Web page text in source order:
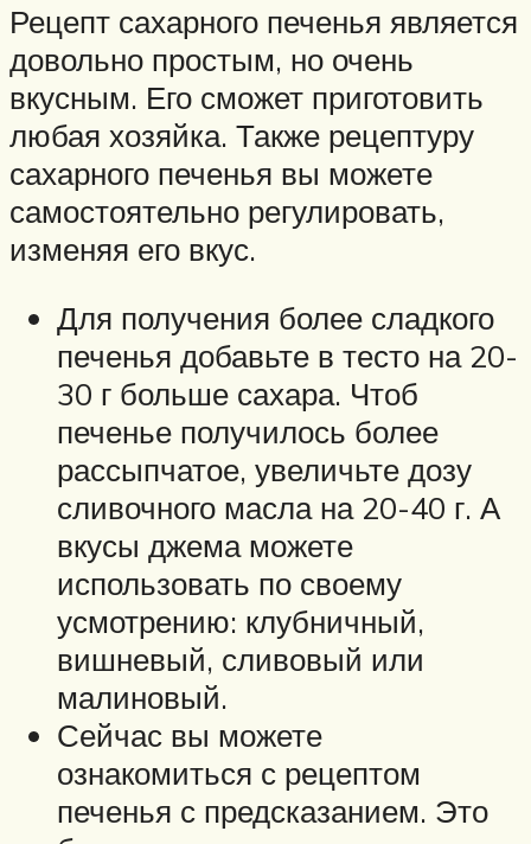
Рецепт сахарного печенья является
довольно простым, но очень
вкусным. Его сможет приготовить
любая хозяйка. Также рецептуру
сахарного печенья вы можете
самостоятельно регулировать,
изменяя его вкус.
Для получения более сладкого
печенья добавьте в тесто на 20-
30 г больше сахара. Чтоб
печенье получилось более
рассыпчатое, увеличьте дозу
сливочного масла на 20-40 г. А
вкусы джема можете
использовать по своему
усмотрению: клубничный,
вишневый, сливовый или
малиновый.
Сейчас вы можете
ознакомиться с рецептом
печенья с предсказанием. Это